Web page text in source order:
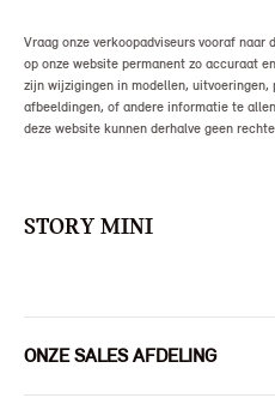
Vraag onze verkoopadviseurs vooraf
op onze website permanent zo accuraat
zijn wijzigingen in modellen,
afbeeldingen, of andere informatie te
deze website kunnen derhalve geen
STORY MINI
ONZE SALES AFDELING